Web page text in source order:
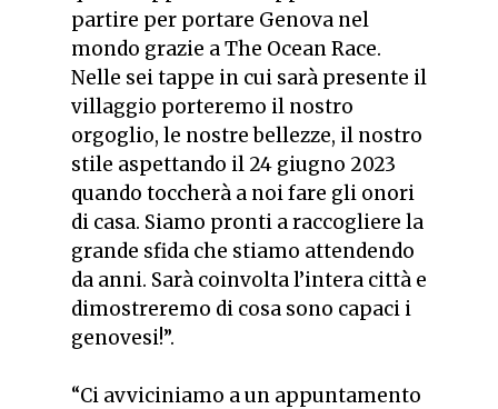
partire per portare Genova nel
mondo grazie a The Ocean Race.
Nelle sei tappe in cui sarà presente il
villaggio porteremo il nostro
orgoglio, le nostre bellezze, il nostro
stile aspettando il 24 giugno 2023
quando toccherà a noi fare gli onori
di casa. Siamo pronti a raccogliere la
grande sfida che stiamo attendendo
da anni. Sarà coinvolta l’intera città e
dimostreremo di cosa sono capaci i
genovesi!”.
“Ci avviciniamo a un appuntamento